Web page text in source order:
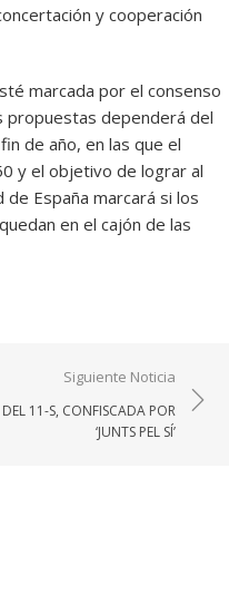
y cooperación
marcada por el consenso
propuestas dependerá del
de año, en las que el
y el objetivo de lograr al
España marcará si los
en el cajón de las
Siguiente Noticia
11-S, CONFISCADA POR
‘JUNTS PEL SÍ’